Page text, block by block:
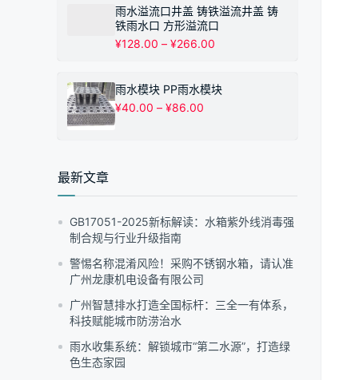
围：
¥19.00
至
¥235.00
雨水溢流口井盖 铸铁溢流井盖 铸
铁雨水口 方形溢流口
¥128.00 – ¥266.00
围：
雨水模块 PP雨水模块
¥40.00 – ¥86.00
¥86.00
最新文章
GB17051-2025新标解读：水箱紫外线消毒强
制合规与行业升级指南
警惕名称混淆风险！采购不锈钢水箱，请认准
广州龙康机电设备有限公司
广州智慧排水打造全国标杆：三全一有体系，
科技赋能城市防涝治水
雨水收集系统：解锁城市“第二水源”，打造绿
色生态家园